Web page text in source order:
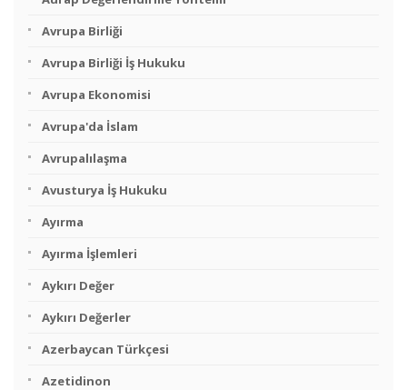
Avrupa Birliği
Avrupa Birliği İş Hukuku
Avrupa Ekonomisi
Avrupa'da İslam
Avrupalılaşma
Avusturya İş Hukuku
Ayırma
Ayırma İşlemleri
Aykırı Değer
Aykırı Değerler
Azerbaycan Türkçesi
Azetidinon